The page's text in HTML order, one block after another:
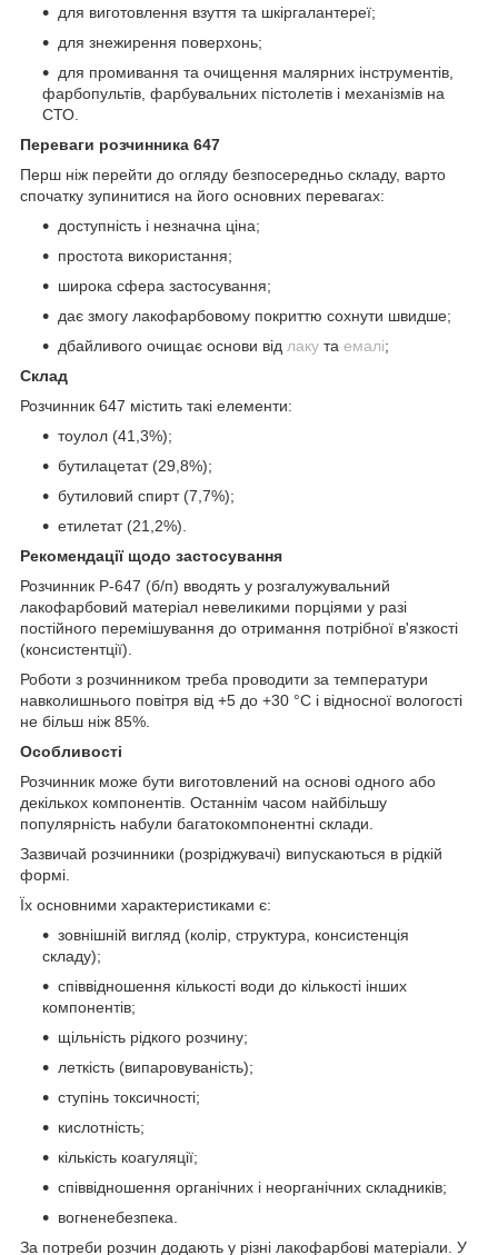
для виготовлення взуття та шкіргалантереї;
для знежирення поверхонь;
для промивання та очищення малярних інструментів,
фарбопультів, фарбувальних пістолетів і механізмів на
СТО.
Переваги розчинника 647
Перш ніж перейти до огляду безпосередньо складу, варто
спочатку зупинитися на його основних перевагах:
доступність і незначна ціна;
простота використання;
широка сфера застосування;
дає змогу лакофарбовому покриттю сохнути швидше;
дбайливого очищає основи від лаку та емалі;
Склад
Розчинник 647 містить такі елементи:
тоулол (41,3%);
бутилацетат (29,8%);
бутиловий спирт (7,7%);
етилетат (21,2%).
Рекомендації щодо застосування
Розчинник Р-647 (б/п) вводять у розгалужувальний
лакофарбовий матеріал невеликими порціями у разі
постійного перемішування до отримання потрібної в'язкості
(консистентції).
Роботи з розчинником треба проводити за температури
навколишнього повітря від +5 до +30 °C і відносної вологості
не більш ніж 85%.
Особливості
Розчинник може бути виготовлений на основі одного або
декількох компонентів. Останнім часом найбільшу
популярність набули багатокомпонентні склади.
Зазвичай розчинники (розріджувачі) випускаються в рідкій
формі.
Їх основними характеристиками є:
зовнішній вигляд (колір, структура, консистенція
складу);
співвідношення кількості води до кількості інших
компонентів;
щільність рідкого розчину;
леткість (випаровуваність);
ступінь токсичності;
кислотність;
кількість коагуляції;
співвідношення органічних і неорганічних складників;
вогненебезпека.
За потреби розчин додають у різні лакофарбові матеріали. У